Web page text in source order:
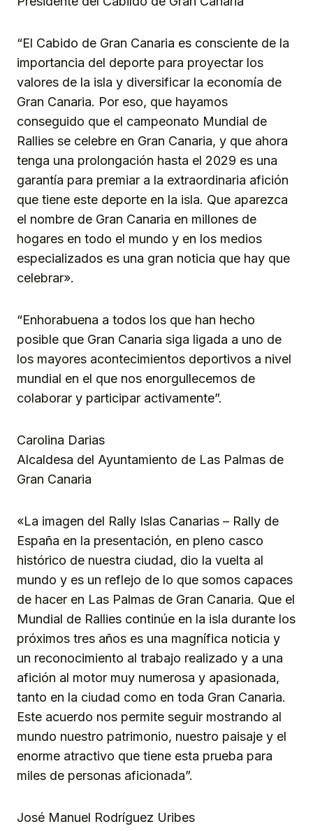
“El Cabido de Gran Canaria es consciente de la
importancia del deporte para proyectar los
valores de la isla y diversificar la economía de
Gran Canaria. Por eso, que hayamos
conseguido que el campeonato Mundial de
Rallies se celebre en Gran Canaria, y que ahora
tenga una prolongación hasta el 2029 es una
garantía para premiar a la extraordinaria afición
que tiene este deporte en la isla. Que aparezca
el nombre de Gran Canaria en millones de
hogares en todo el mundo y en los medios
especializados es una gran noticia que hay que
celebrar».
“Enhorabuena a todos los que han hecho
posible que Gran Canaria siga ligada a uno de
los mayores acontecimientos deportivos a nivel
mundial en el que nos enorgullecemos de
colaborar y participar activamente”.
Carolina Darias
Alcaldesa del Ayuntamiento de Las Palmas de
Gran Canaria
«La imagen del Rally Islas Canarias – Rally de
España en la presentación, en pleno casco
histórico de nuestra ciudad, dio la vuelta al
mundo y es un reflejo de lo que somos capaces
de hacer en Las Palmas de Gran Canaria. Que el
Mundial de Rallies continúe en la isla durante los
próximos tres años es una magnífica noticia y
un reconocimiento al trabajo realizado y a una
afición al motor muy numerosa y apasionada,
tanto en la ciudad como en toda Gran Canaria.
Este acuerdo nos permite seguir mostrando al
mundo nuestro patrimonio, nuestro paisaje y el
enorme atractivo que tiene esta prueba para
miles de personas aficionada”.
José Manuel Rodríguez Uribes